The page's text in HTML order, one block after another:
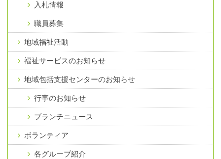
入札情報
職員募集
地域福祉活動
福祉サービスのお知らせ
地域包括支援センターのお知らせ
行事のお知らせ
ブランチニュース
ボランティア
各グループ紹介